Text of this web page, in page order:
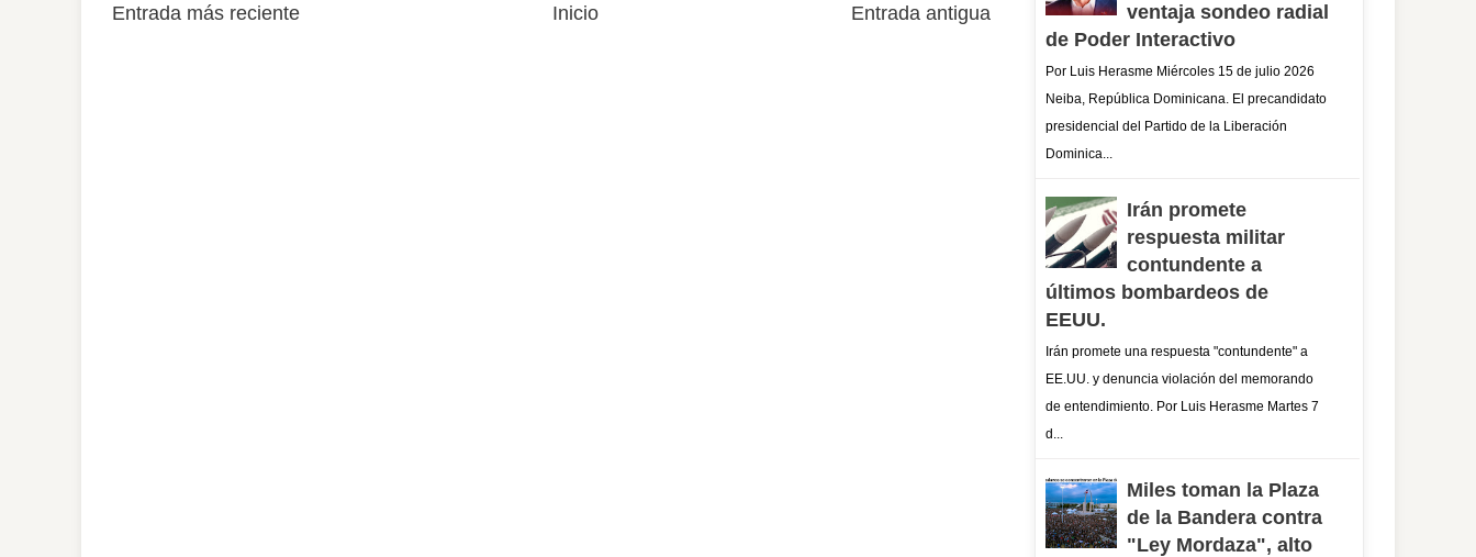
Entrada más reciente Entrada antigua
Inicio
ventaja sondeo radial
de Poder Interactivo
Por Luis Herasme Miércoles 15 de julio 2026
Neiba, República Dominicana. El precandidato
presidencial del Partido de la Liberación
Dominica...
Irán promete
respuesta militar
contundente a
últimos bombardeos de
EEUU.
Irán promete una respuesta "contundente" a
EE.UU. y denuncia violación del memorando
de entendimiento. Por Luis Herasme Martes 7
d...
Miles toman la Plaza
de la Bandera contra
"Ley Mordaza", alto